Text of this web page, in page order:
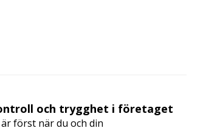
och trygghet i företaget
först när du och din